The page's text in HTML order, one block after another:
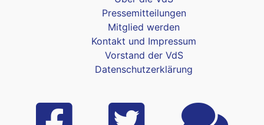
Pressemitteilungen
Mitglied werden
Kontakt und Impressum
Vorstand der VdS
Datenschutzerklärung